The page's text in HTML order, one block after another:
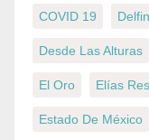
COVID 19
Desde Las Alturas
El Oro Elías
Estado De México